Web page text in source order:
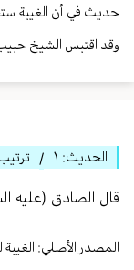
حديث في أن الغيبة
وقد اقتبس الشيخ
الحديث: ١ /
قال الصادق (عليه
المصدر الأصلي: